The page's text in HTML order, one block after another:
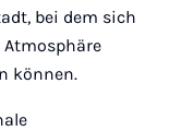
bei dem sich
können.